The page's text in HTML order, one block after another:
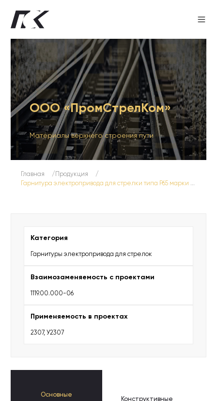
ООО «ПромСтрелКом»
Материалы верхнего строения пути
Главная
Продукция
Гарнитура электропривода для стрелки типа Р65 марки 1/6 (для горочных путей)
Категория
Гарнитуры электропривода для стрелок
Взаимозаменяемость с проектами
1119.00.000-06
Применяемость в проектах
2307, У2307
Основные
Конструктивные